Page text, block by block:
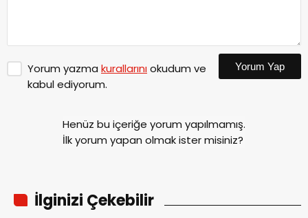
Yorum yazma kurallarınıokudum ve
kabul ediyorum.
Yorum Yap
Henüz bu içeriğe yorum yapılmamış.
İlk yorum yapan olmak ister misiniz?
İlginizi Çekebilir